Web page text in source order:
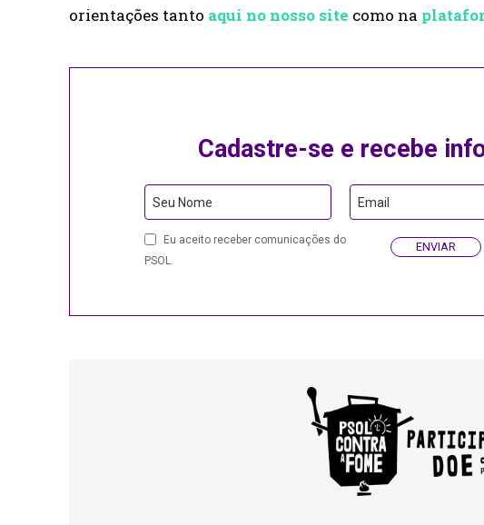
orientações tanto aqui no nosso site como na
Cadastre-se e recebe
Seu Nome Email
Contact
Email
Eu aceito receber comunicações do
PSOL.
ENVIAR